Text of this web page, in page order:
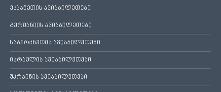
ესპანეთის ავიაბილეთები
გერმანიის ავიაბილეთები
საბერძნეთის ავიაბილეთები
ისრაელის ავიაბილეთები
უკრაინის ავიაბილეთები